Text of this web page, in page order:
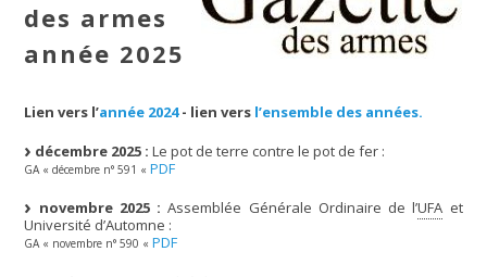
des armes
année 2025
Lien vers l’année 2024- lien vers l’ensemble des années.
décembre 2025 : Le pot de terre contre le pot de fer :
GA « décembre n° 591 « PDF
novembre 2025 : Assemblée Générale Ordinaire de l’UFA et
Université d’Automne :
GA « novembre n° 590 « PDF